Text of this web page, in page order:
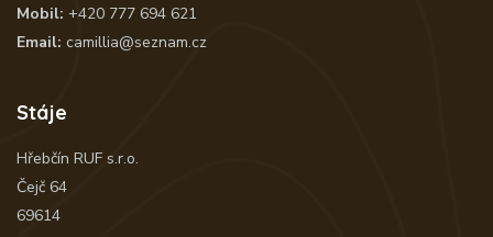
Mobil: +420 777 694 621
Email: camillia@seznam.cz
Stáje
Hřebčín RUF s.r.o.
Čejč 64
69614